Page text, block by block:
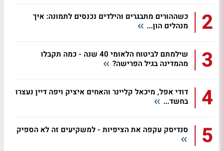
2
כשההורים מתבגרים והילדים נכנסים לתמונה: איך
מנהלים הון...
3
שילמתם לביטוח הלאומי 40 שנה - כמה תקבלו
מהמדינה בגיל הפרישה?
4
דודי אפל, מיכאל קליינר והאחים איציק ויפה דיין נעצרו
בחשד...
5 סנדיסק עקפה את הציפיות - למשקיעים זה לא הספיק